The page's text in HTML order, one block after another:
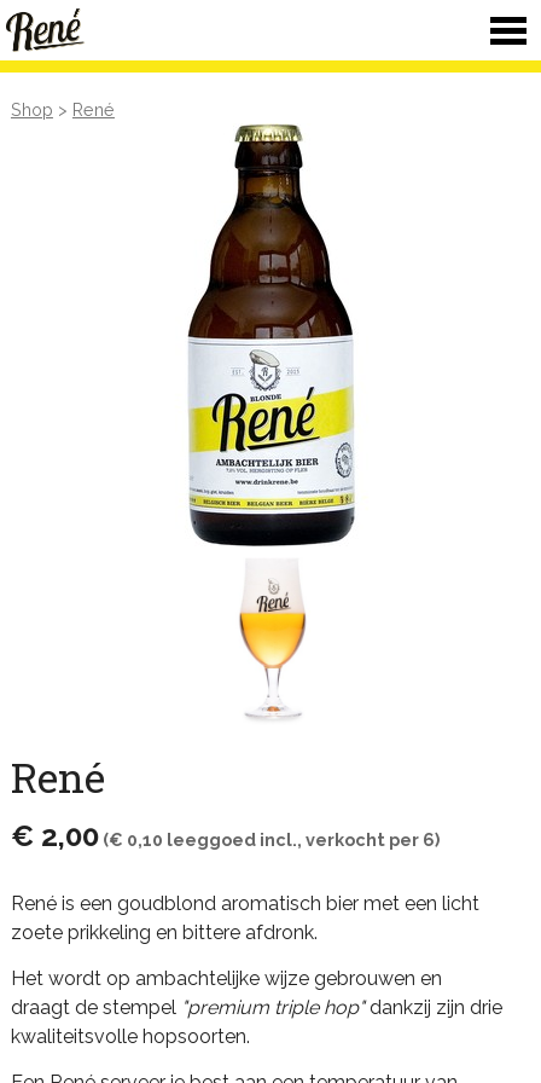
Shop > René
René
€ 2,00(€ 0,10 leeggoed incl., verkocht per 6)
René is een goudblond aromatisch bier met een licht
zoete prikkeling en bittere afdronk.
Het wordt op ambachtelijke wijze gebrouwen en
draagt de stempel "premium triple hop"dankzij zijn drie
kwaliteitsvolle hopsoorten.